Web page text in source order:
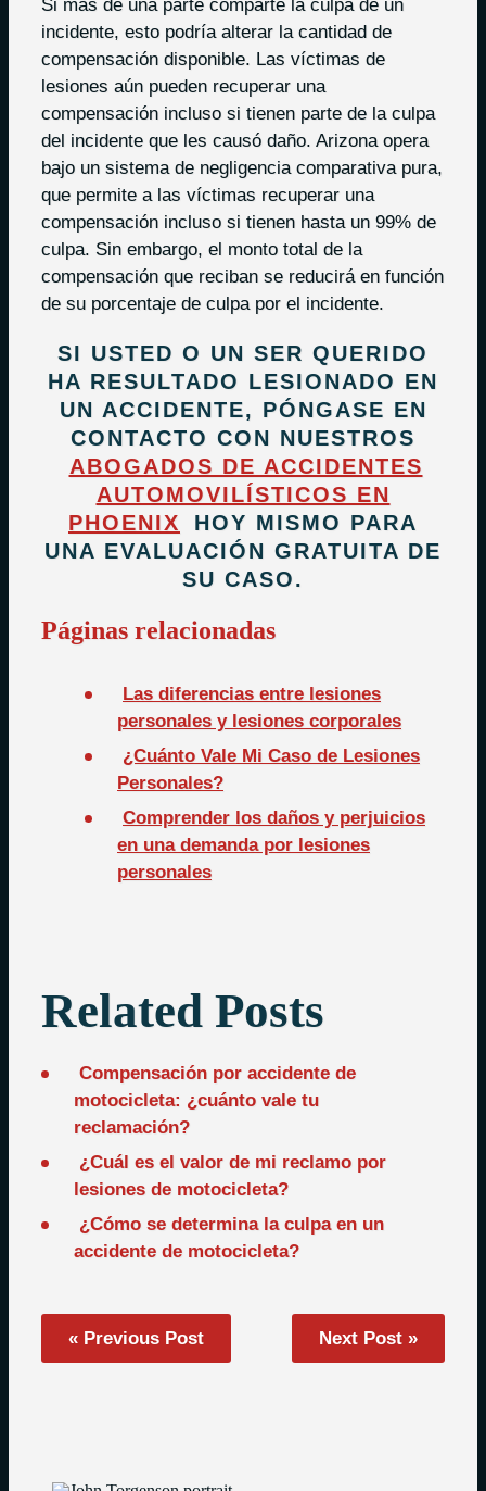
Si más de una parte comparte la culpa de un
incidente, esto podría alterar la cantidad de
compensación disponible. Las víctimas de
lesiones aún pueden recuperar una
compensación incluso si tienen parte de la culpa
del incidente que les causó daño. Arizona opera
bajo un sistema de negligencia comparativa pura,
que permite a las víctimas recuperar una
compensación incluso si tienen hasta un 99% de
culpa. Sin embargo, el monto total de la
compensación que reciban se reducirá en función
de su porcentaje de culpa por el incidente.
SI USTED O UN SER QUERIDO
HA RESULTADO LESIONADO EN
UN ACCIDENTE, PÓNGASE EN
CONTACTO CON NUESTROS
ABOGADOS DE ACCIDENTES
AUTOMOVILÍSTICOS EN
PHOENIX
HOY MISMO PARA
UNA EVALUACIÓN GRATUITA DE
SU CASO.
Páginas relacionadas
Las diferencias entre lesiones
personales y lesiones corporales
¿Cuánto Vale Mi Caso de Lesiones
Personales?
Comprender los daños y perjuicios
en una demanda por lesiones
personales
Related Posts
Compensación por accidente de
motocicleta: ¿cuánto vale tu
reclamación?
¿Cuál es el valor de mi reclamo por
lesiones de motocicleta?
¿Cómo se determina la culpa en un
accidente de motocicleta?
« Previous Post Next Post »